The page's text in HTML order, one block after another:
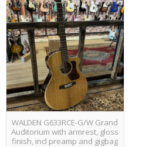
WALDEN G633RCE-G/W Grand
Auditorium with armrest, gloss
finish, incl preamp and gigbag